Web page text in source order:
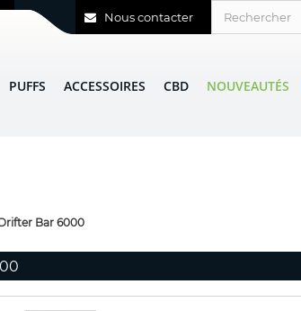
Nous contacter
PUFFS ACCESSOIRES CBD NOUVEAUTÉS
Bar 6000